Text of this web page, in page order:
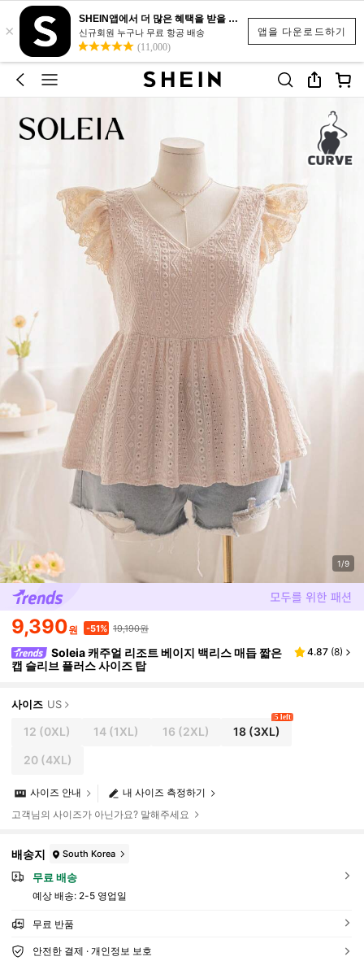
앱을 다운로드하기
×
SHEIN앱에서 더 많은 혜택을 받을 수 있어요.
신규회원 누구나 무료 항공 배송
(11,000)
1/9
9,390원 -51% 19,190원
Soleia 캐주얼 리조트 베이지 백리스 매듭 짧은
캡 슬리브 플러스 사이즈 탑
4.87 (8)
사이즈 US
12 (0XL) 14 (1XL) 16 (2XL) 18(3XL)
5 left
20(4XL)
내 사이즈 측정하기
사이즈 안내
고객님의 사이즈가 아닌가요? 말해주세요
배송지 South Korea
무료 배송
예상 배송: 2-5 영업일
무료 반품
안전한 결제 · 개인정보 보호